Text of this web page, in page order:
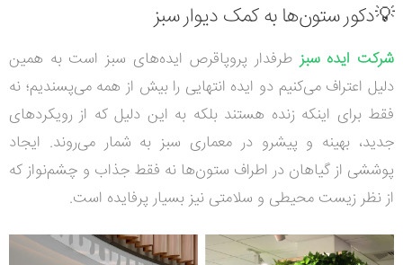
💡دکور ستون‌ها به کمک دیوار سبز
شرکت ایده سبزطرفدار پروپاقرص ایده‌های سبز است به همین
دلیل اعتراف می‌کنیم دو ایده انتهایی را بیش از همه می‌پسندیم؛ نه
فقط برای اینکه زنده هستند بلکه به این دلیل که از رویکردهای
جدید، بهینه و پیشرو در معماری سبز به شمار می‌روند. ایجاد
پوششی از گیاهان در اطراف ستون‌ها نه فقط جذاب و چشم‌نواز که
از نظر زیست محیطی و سلامتی نیز بسیار پرفایده است.